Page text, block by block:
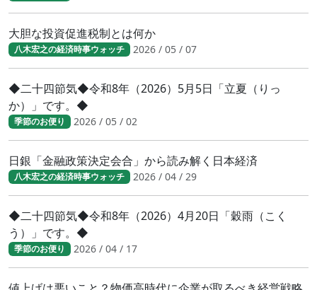
大胆な投資促進税制とは何か
八木宏之の経済時事ウォッチ 2026 / 05 / 07
◆二十四節気◆令和8年（2026）5月5日「立夏（りっ
か）」です。◆
季節のお便り 2026 / 05 / 02
日銀「金融政策決定会合」から読み解く日本経済
八木宏之の経済時事ウォッチ 2026 / 04 / 29
◆二十四節気◆令和8年（2026）4月20日「穀雨（こく
う）」です。◆
季節のお便り 2026 / 04 / 17